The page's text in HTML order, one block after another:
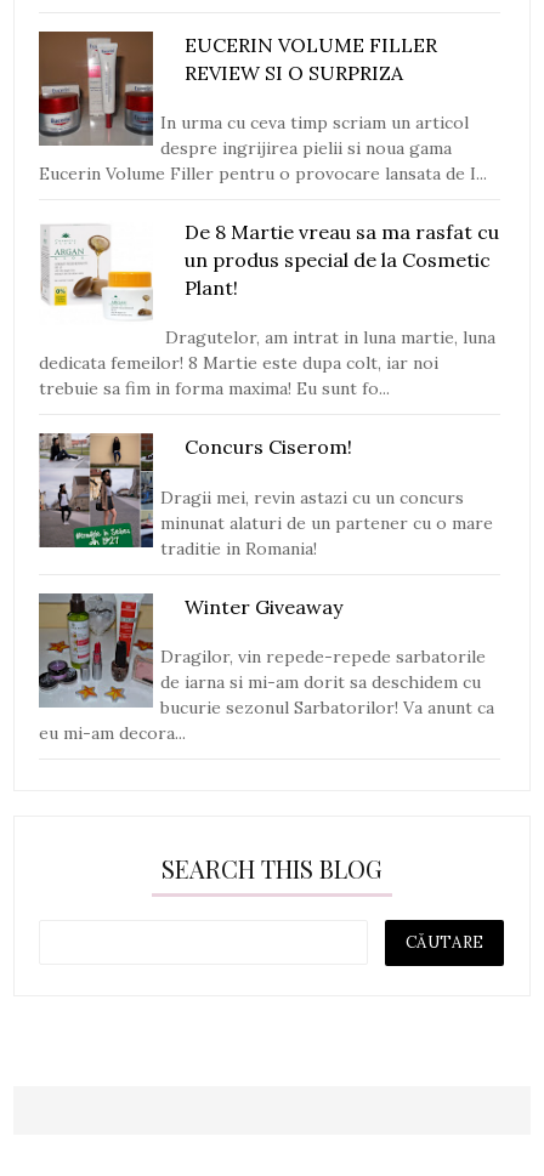
EUCERIN VOLUME FILLER
REVIEW SI O SURPRIZA
In urma cu ceva timp scriam un articol
despre ingrijirea pielii si noua gama
Eucerin Volume Filler pentru o provocare lansata de I...
De 8 Martie vreau sa ma rasfat cu
un produs special de la Cosmetic
Plant!
Dragutelor, am intrat in luna martie, luna
dedicata femeilor! 8 Martie este dupa colt, iar noi
trebuie sa fim in forma maxima! Eu sunt fo...
Concurs Ciserom!
Dragii mei, revin astazi cu un concurs
minunat alaturi de un partener cu o mare
traditie in Romania!
Winter Giveaway
Dragilor, vin repede-repede sarbatorile
de iarna si mi-am dorit sa deschidem cu
bucurie sezonul Sarbatorilor! Va anunt ca
eu mi-am decora...
SEARCH THIS BLOG